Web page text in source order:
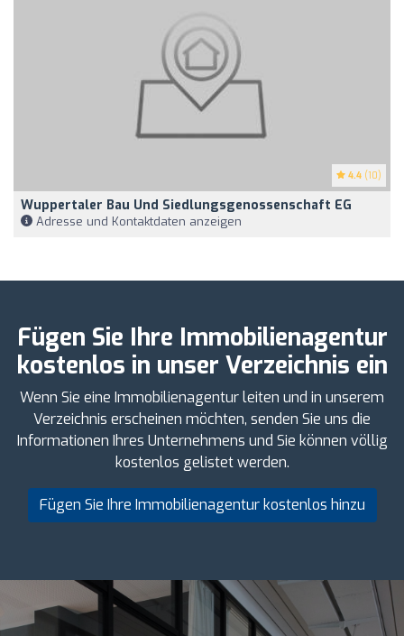
4.4 (10)
Wuppertaler Bau Und Siedlungsgenossenschaft EG
Adresse und Kontaktdaten anzeigen
Fügen Sie Ihre Immobilienagentur
kostenlos in unser Verzeichnis ein
Wenn Sie eine Immobilienagentur leiten und in unserem
Verzeichnis erscheinen möchten, senden Sie uns die
Informationen Ihres Unternehmens und Sie können völlig
kostenlos gelistet werden.
Fügen Sie Ihre Immobilienagentur kostenlos hinzu